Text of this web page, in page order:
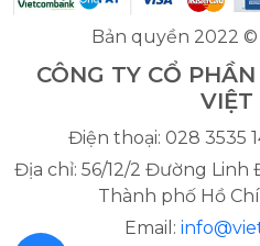
Bản quyền 2022
CÔNG TY CỔ
VIỆT
Điện thoại: 028 3535
Địa chỉ: 56/12/2 Đường
Thành phố Hồ
Email: